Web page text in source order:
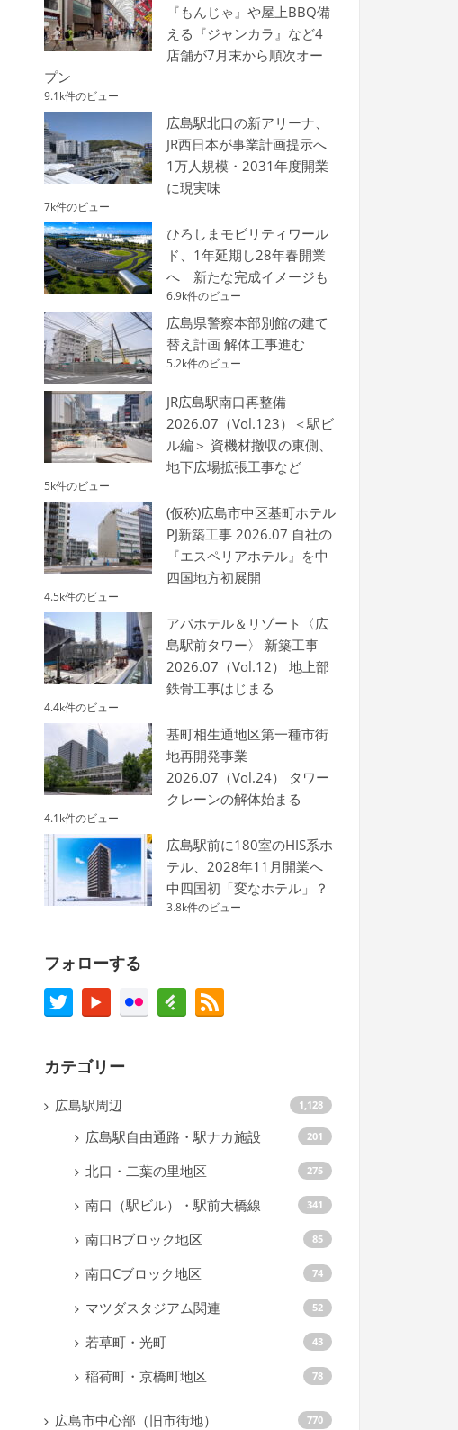
『もんじゃ』や屋上BBQ備
える『ジャンカラ』など4
店舗が7月末から順次オー
プン
9.1k件のビュー
広島駅北口の新アリーナ、
JR西日本が事業計画提示へ
1万人規模・2031年度開業
に現実味
7k件のビュー
ひろしまモビリティワール
ド、1年延期し28年春開業
へ 新たな完成イメージも
6.9k件のビュー
広島県警察本部別館の建て
替え計画 解体工事進む
5.2k件のビュー
JR広島駅南口再整備
2026.07（Vol.123）＜駅ビ
ル編＞ 資機材撤収の東側、
地下広場拡張工事など
5k件のビュー
(仮称)広島市中区基町ホテル
PJ新築工事 2026.07 自社の
『エスペリアホテル』を中
四国地方初展開
4.5k件のビュー
アパホテル＆リゾート〈広
島駅前タワー〉 新築工事
2026.07（Vol.12） 地上部
鉄骨工事はじまる
4.4k件のビュー
基町相生通地区第一種市街
地再開発事業
2026.07（Vol.24） タワー
クレーンの解体始まる
4.1k件のビュー
広島駅前に180室のHIS系ホ
テル、2028年11月開業へ
中四国初「変なホテル」？
3.8k件のビュー
フォローする
カテゴリー
広島駅周辺 1,128
広島駅自由通路・駅ナカ施設 201
北口・二葉の里地区 275
南口（駅ビル）・駅前大橋線 341
南口Bブロック地区 85
南口Cブロック地区 74
マツダスタジアム関連 52
若草町・光町 43
稲荷町・京橋町地区 78
広島市中心部（旧市街地） 770